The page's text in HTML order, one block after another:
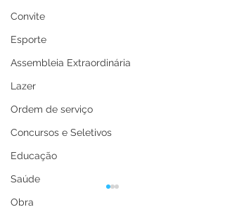
Convite
Esporte
Assembleia Extraordinária
Lazer
Ordem de serviço
Concursos e Seletivos
Educação
Saúde
Obra